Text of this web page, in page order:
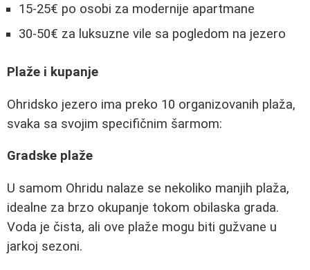
15-25€ po osobi za modernije apartmane
30-50€ za luksuzne vile sa pogledom na jezero
Plaže i kupanje
Ohridsko jezero ima preko 10 organizovanih plaža,
svaka sa svojim specifičnim šarmom:
Gradske plaže
U samom Ohridu nalaze se nekoliko manjih plaža,
idealne za brzo okupanje tokom obilaska grada.
Voda je čista, ali ove plaže mogu biti gužvane u
jarkoj sezoni.